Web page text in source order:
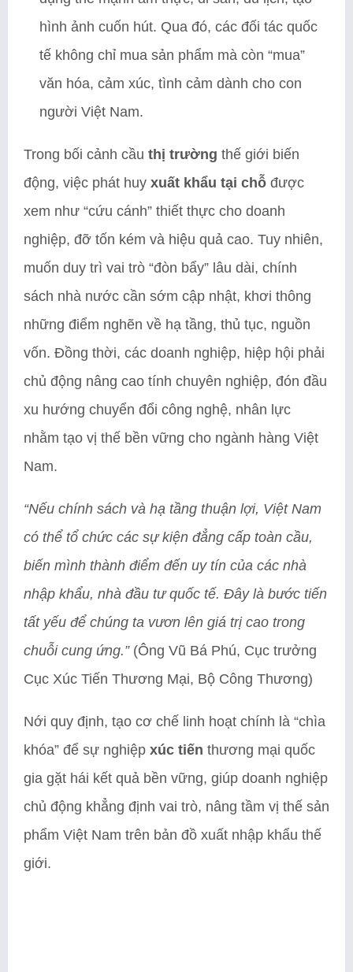
hình ảnh cuốn hút. Qua đó, các đối tác quốc
tế không chỉ mua sản phẩm mà còn “mua”
văn hóa, cảm xúc, tình cảm dành cho con
người Việt Nam.
Trong bối cảnh cầu thị trường thế giới biến
động, việc phát huy xuất khẩu tại chỗ được
xem như “cứu cánh” thiết thực cho doanh
nghiệp, đỡ tốn kém và hiệu quả cao. Tuy nhiên,
muốn duy trì vai trò “đòn bẩy” lâu dài, chính
sách nhà nước cần sớm cập nhật, khơi thông
những điểm nghẽn về hạ tầng, thủ tục, nguồn
vốn. Đồng thời, các doanh nghiệp, hiệp hội phải
chủ động nâng cao tính chuyên nghiệp, đón đầu
xu hướng chuyển đổi công nghệ, nhân lực
nhằm tạo vị thế bền vững cho ngành hàng Việt
Nam.
“Nếu chính sách và hạ tầng thuận lợi, Việt Nam
có thể tổ chức các sự kiện đẳng cấp toàn cầu,
biến mình thành điểm đến uy tín của các nhà
nhập khẩu, nhà đầu tư quốc tế. Đây là bước tiến
tất yếu để chúng ta vươn lên giá trị cao trong
chuỗi cung ứng.”(Ông Vũ Bá Phú, Cục trưởng
Cục Xúc Tiến Thương Mại, Bộ Công Thương)
Nới quy định, tạo cơ chế linh hoạt chính là “chìa
khóa” để sự nghiệp xúc tiến thương mại quốc
gia gặt hái kết quả bền vững, giúp doanh nghiệp
chủ động khẳng định vai trò, nâng tầm vị thế sản
phẩm Việt Nam trên bản đồ xuất nhập khẩu thế
giới.